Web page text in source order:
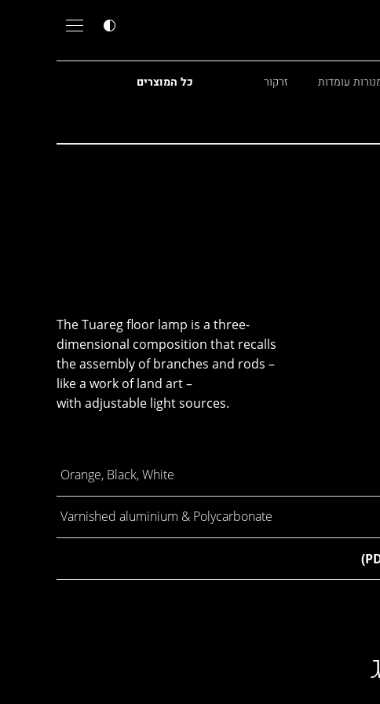
עומדות זרקור כל המוצרים
The Tuareg floor lamp is a three-
dimensional composition that recalls
the assembly of branches and rods –
like a work of land art –
with adjustable light sources.
Orange, Black, White
Varnished aluminium & Polycarbonate